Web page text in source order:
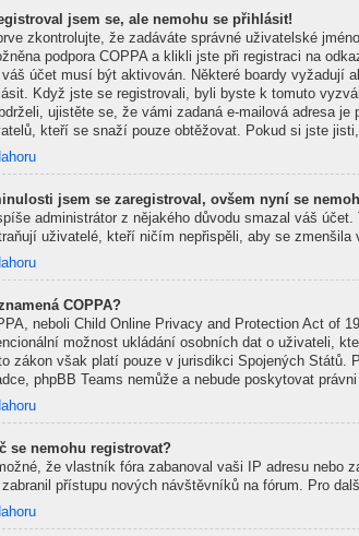
jsem se, ale nemohu se přihlásit!
zkontrolujte, že zadáváte správné uživatelské
podpora COPPA a klikli jste při registraci na
účet musí být aktivován. Některé boardy vyžadují
Když jste se registrovali, byli byste k tomuto
ujistěte se, že vámi zadaná e-mailová adresa
kteří se snaží pouze obtěžovat. Pokud si jste
jsem se zaregistroval, ovšem nyní se
administrátor z nějakého důvodu smazal váš
uživatelé, kteří ničím nepřispěli, aby se
COPPA?
neboli Child Online Privacy and Protection Act of
možnost ukládání osobních dat o uživateli,
zákon však platí pouze v jurisdikci Spojených Států.
phpBB Teams nemůže a nebude poskytovat
se nemohu registrovat?
že vlastník fóra zabanoval vaši IP adresu nebo
přístupu nových návštěvníků na fórum. Pro